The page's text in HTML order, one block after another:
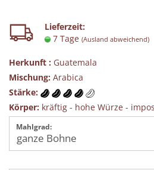
Lieferzeit:
7 Tage (Ausland abweichend)
Herkunft : Guatemala
Mischung: Arabica
Stärke:
Körper: kräftig - hohe Würze -
Mahlgrad: